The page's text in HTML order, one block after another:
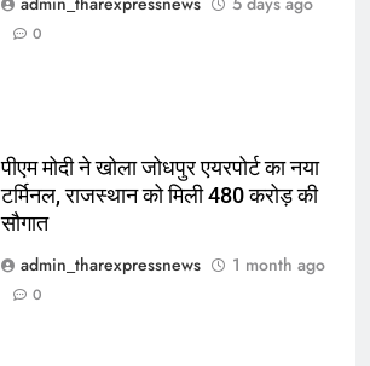
0
पीएम मोदी ने खोला जोधपुर एयरपोर्ट का नया
टर्मिनल, राजस्थान को मिली 480 करोड़ की
सौगात
admin_tharexpressnews
1 month ago
0